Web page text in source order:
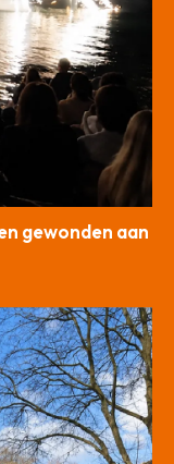
gewonden aan